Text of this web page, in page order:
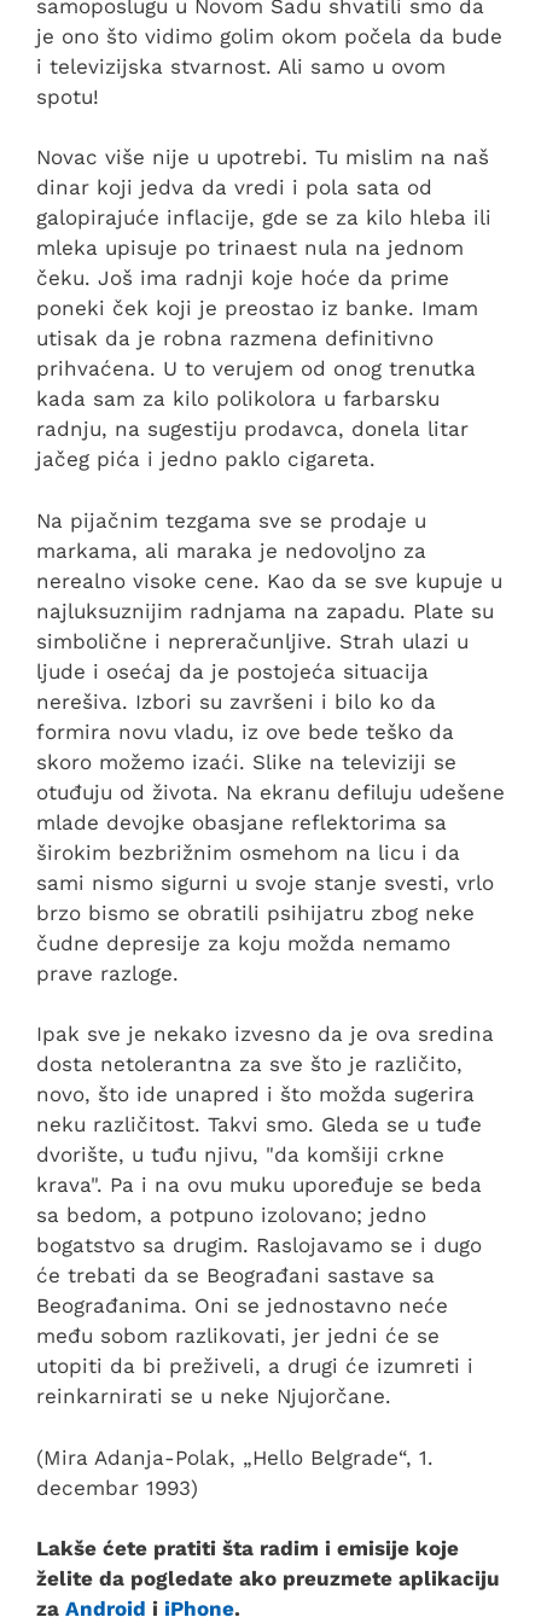
samoposlugu u Novom Sadu shvatili smo da
je ono što vidimo golim okom počela da bude
i televizijska stvarnost. Ali samo u ovom
spotu!
Novac više nije u upotrebi. Tu mislim na naš
dinar koji jedva da vredi i pola sata od
galopirajuće inflacije, gde se za kilo hleba ili
mleka upisuje po trinaest nula na jednom
čeku. Još ima radnji koje hoće da prime
poneki ček koji je preostao iz banke. Imam
utisak da je robna razmena definitivno
prihvaćena. U to verujem od onog trenutka
kada sam za kilo polikolora u farbarsku
radnju, na sugestiju prodavca, donela litar
jačeg pića i jedno paklo cigareta.
Na pijačnim tezgama sve se prodaje u
markama, ali maraka je nedovoljno za
nerealno visoke cene. Kao da se sve kupuje u
najluksuznijim radnjama na zapadu. Plate su
simbolične i nepreračunljive. Strah ulazi u
ljude i osećaj da je postojeća situacija
nerešiva. Izbori su završeni i bilo ko da
formira novu vladu, iz ove bede teško da
skoro možemo izaći. Slike na televiziji se
otuđuju od života. Na ekranu defiluju udešene
mlade devojke obasjane reflektorima sa
širokim bezbrižnim osmehom na licu i da
sami nismo sigurni u svoje stanje svesti, vrlo
brzo bismo se obratili psihijatru zbog neke
čudne depresije za koju možda nemamo
prave razloge.
Ipak sve je nekako izvesno da je ova sredina
dosta netolerantna za sve što je različito,
novo, što ide unapred i što možda sugerira
neku različitost. Takvi smo. Gleda se u tuđe
dvorište, u tuđu njivu, "da komšiji crkne
krava". Pa i na ovu muku upoređuje se beda
sa bedom, a potpuno izolovano; jedno
bogatstvo sa drugim. Raslojavamo se i dugo
će trebati da se Beograđani sastave sa
Beograđanima. Oni se jednostavno neće
među sobom razlikovati, jer jedni će se
utopiti da bi preživeli, a drugi će izumreti i
reinkarnirati se u neke Njujorčane.
(Mira Adanja-Polak, „Hello Belgrade“, 1.
decembar 1993)
Lakše ćete pratiti šta radim i emisije koje
želite da pogledate ako preuzmete aplikaciju
za Android i iPhone.